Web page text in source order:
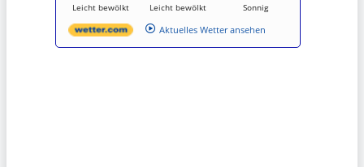
Leicht bewölkt
Leicht bewölkt
Sonnig
Aktuelles Wetter ansehen